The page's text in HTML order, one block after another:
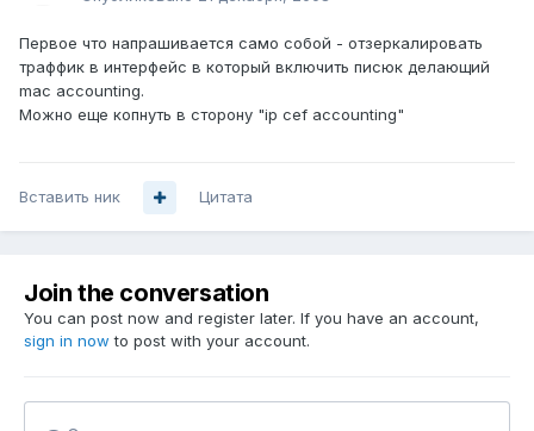
Первое что напрашивается само собой - отзеркалировать
траффик в интерфейс в который включить писюк делающий
mac accounting.
Можно еще копнуть в сторону "ip cef accounting"
Вставить ник Цитата
Join the conversation
You can post now and register later. If you have an account,
sign in now to post with your account.